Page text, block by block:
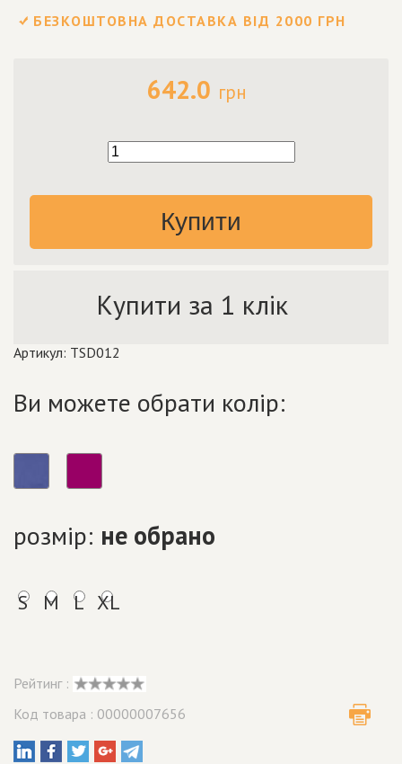
БЕЗКОШТОВНА ДОСТАВКА ВІД 2000 ГРН
642.0 грн
Купити
Купити за 1 клік
Артикул: TSD012
Ви можете обрати колір:
розмір: не обрано
S M L XL
Рейтинг :
Код товара : 00000007656